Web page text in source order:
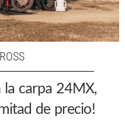
la carpa 24MX,
de precio!